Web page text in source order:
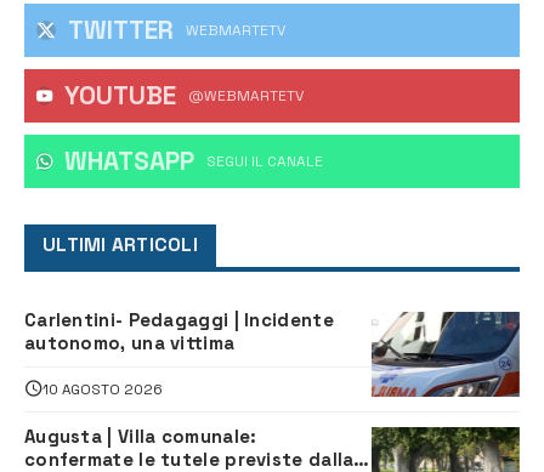
TWITTER WEBMARTETV
YOUTUBE @WEBMARTETV
WHATSAPP ‎SEGUI IL CANALE
ULTIMI ARTICOLI
Carlentini- Pedagaggi | Incidente
autonomo, una vittima
10 AGOSTO 2026
Augusta | Villa comunale:
confermate le tutele previste dalla